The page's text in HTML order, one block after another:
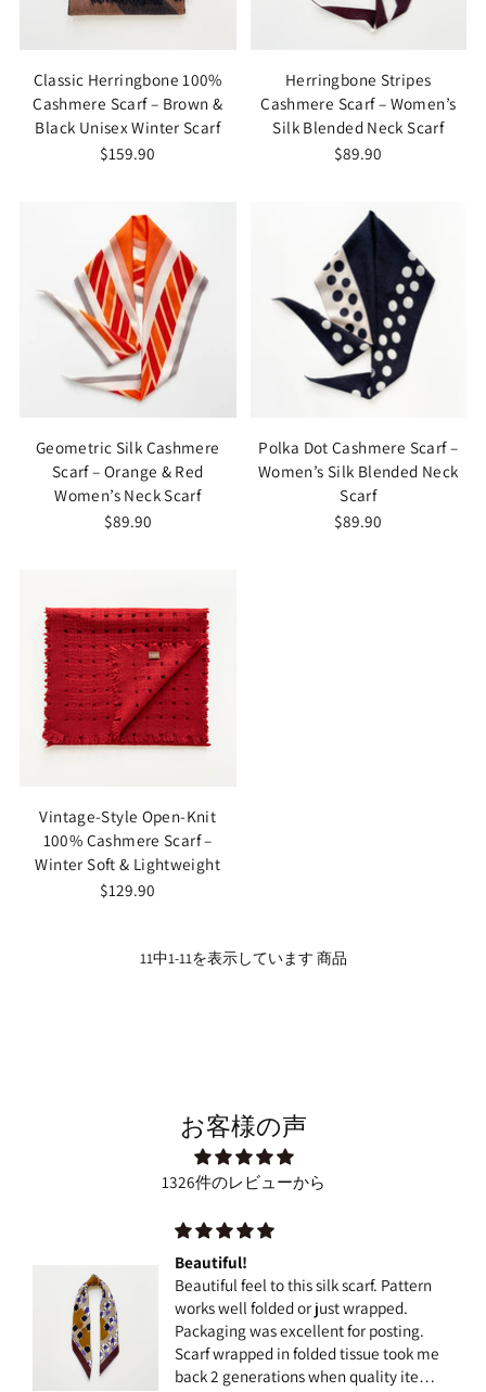
Classic Herringbone 100%
Cashmere Scarf – Brown &
Black Unisex Winter Scarf
$159.90
Herringbone Stripes
Cashmere Scarf – Women’s
Silk Blended Neck Scarf
$89.90
Geometric Silk Cashmere
Scarf – Orange & Red
Women’s Neck Scarf
$89.90
Polka Dot Cashmere Scarf –
Women’s Silk Blended Neck
Scarf
$89.90
Vintage-Style Open-Knit
100% Cashmere Scarf –
Winter Soft & Lightweight
$129.90
11中1-11を表示しています 商品
お客様の声
1326件のレビューから
Beautiful packaging, execellent
quality and speedy delivery! Couldnt
ask for more!